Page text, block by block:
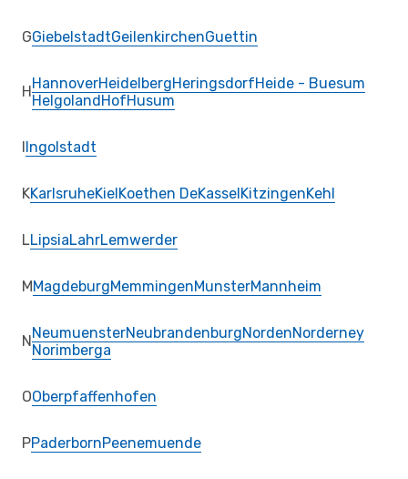
GGiebelstadtGeilenkirchenGuettin
H HannoverHeidelbergHeringsdorfHeide - Buesum
HelgolandHofHusum
IIngolstadt
KKarlsruheKielKoethen DeKasselKitzingenKehl
LLipsiaLahrLemwerder
MMagdeburgMemmingenMunsterMannheim
N NeumuensterNeubrandenburgNordenNorderney
Norimberga
OOberpfaffenhofen
PPaderbornPeenemuende